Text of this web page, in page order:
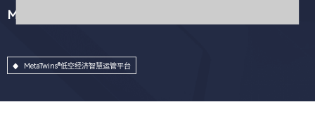
MetaTwins®低空经济智慧运管平台
MetaTwins®低空经济智慧运管平台